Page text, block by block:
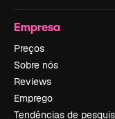
Empresa
Preços
Sobre nós
Reviews
Emprego
Tendências de